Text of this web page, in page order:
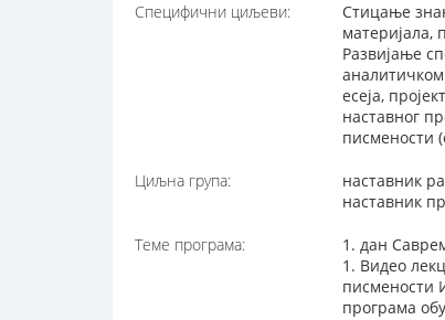
Специфични циљеви:
Стицање
материјала,
Развијање
есеја,
наставног
писмености
Циљна група:
наставник
наставник
Теме програма:
1. дан
1. Видео
писмености
програма